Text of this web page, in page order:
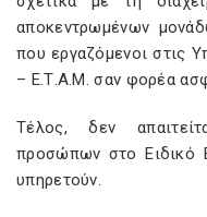
αποκεντρωμένων
που εργαζόμενοι στις
– Ε.Τ.A.M. σαν φορέα
Τέλος, δεν
προσώπων στο Ειδικό
υπηρετούν.